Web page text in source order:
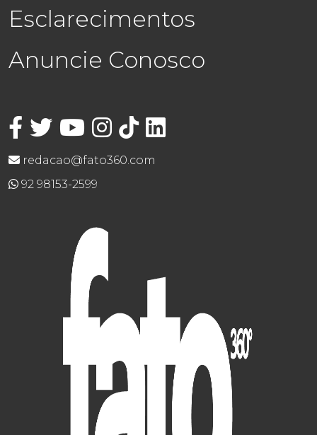
Esclarecimentos
Anuncie Conosco
redacao@fato360.com
92 98153-2599